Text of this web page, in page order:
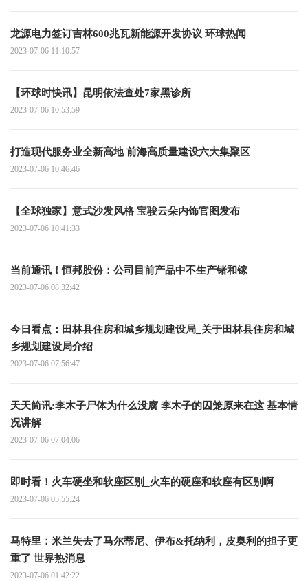
龙源电力签订吉林600兆瓦新能源开发协议 环球热闻
2023-07-06 11:10:57
【环球时快讯】昆明依法查处7家黑诊所
2023-07-06 10:53:59
打造现代服务业全新高地 前海高质量建设六大集聚区
2023-07-06 10:46:46
【全球独家】意式沙发风格 宝骏云朵内饰官图发布
2023-07-06 10:41:33
当前通讯！恒邦股份：公司目前产品中不生产锗和镓
2023-07-06 08:32:42
今日看点：田林县住房和城乡规划建设局_关于田林县住房和城
乡规划建设局介绍
2023-07-06 07:56:47
天天简讯:李木子尸体为什么没腐 李木子的囚笼原来在这 基本情
况讲解
2023-07-06 07:04:06
即时看！火车硬坐和软座区别_火车的硬座和软座有区别啊
2023-07-06 05:55:24
马特里：米兰失去了马尔蒂尼、伊布&托纳利，皮奥利的担子更
重了 世界热消息
2023-07-06 01:42:22